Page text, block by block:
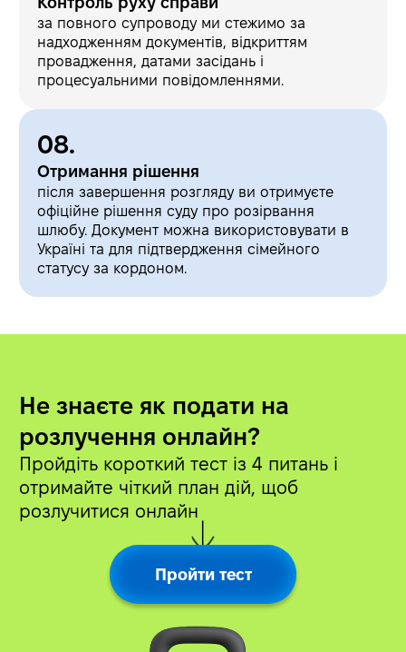
за повного супроводу ми стежимо за
надходженням документів, відкриттям
провадження, датами засідань і
процесуальними повідомленнями.
Отримання рішення
після завершення розгляду ви отримуєте
офіційне рішення суду про розірвання
шлюбу. Документ можна використовувати в
Україні та для підтвердження сімейного
статусу за кордоном.
Не знаєте як подати на
розлучення онлайн?
Пройдіть короткий тест із 4 питань і
отримайте чіткий план дій, щоб
розлучитися онлайн
Пройти тест